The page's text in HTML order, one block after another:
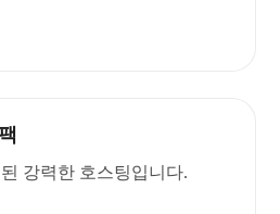
강력한 호스팅입니다.